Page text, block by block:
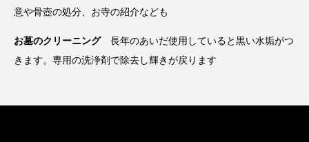
意や骨壺の処分、お寺の紹介なども
お墓のクリーニング長年のあいだ使用していると黒い水垢がつ
きます。専用の洗浄剤で除去し輝きが戻ります